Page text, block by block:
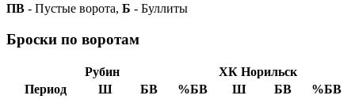
ПВ - Пустые ворота, Б - Буллиты
Броски по воротам
Рубин
ХК Норильск
Период
Ш БВ %БВ Ш БВ
%БВ